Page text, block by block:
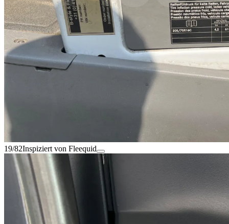
19/82Inspiziert von Fleequid